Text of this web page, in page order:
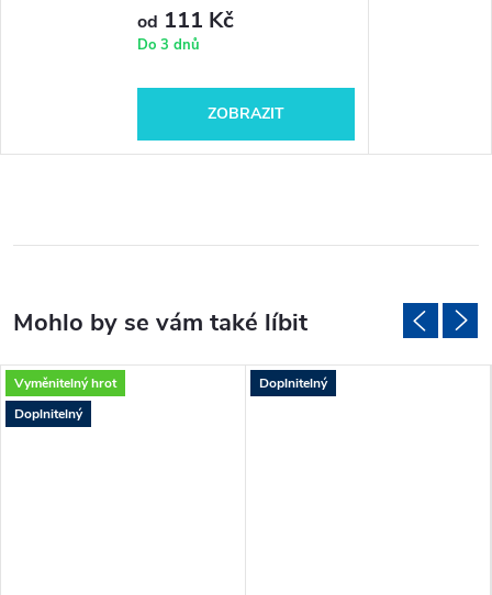
od 111 Kč
Do 3 dnů
ZOBRAZIT
Vyměnitelný hrot
Doplnitelný
Doplnitelný